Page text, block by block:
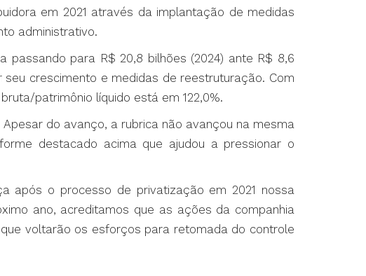
em 2021 através da implantação de medidas
administrativo.
passando para R$ 20,8 bilhões (2024) ante R$ 8,6
crescimento e medidas de reestruturação. Com
patrimônio líquido está em 122,0%.
do avanço, a rubrica não avançou na mesma
destacado acima que ajudou a pressionar o
após o processo de privatização em 2021 nossa
ano, acreditamos que as ações da companhia
voltarão os esforços para retomada do controle